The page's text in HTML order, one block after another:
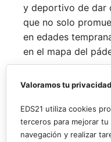
y deportivo de dar
que no solo
en edades
en el mapa del
De forma paralela
Promises, la FAP
fechas los
Menores 2026.
incorporar la
Valoramos tu privacidad
EDS21 utiliza cookies
terceros para mejorar tu
navegación y realizar